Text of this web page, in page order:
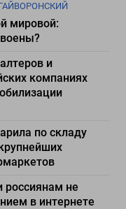
мировой:
и
компаниях
по складу
россиянам не
в интернете